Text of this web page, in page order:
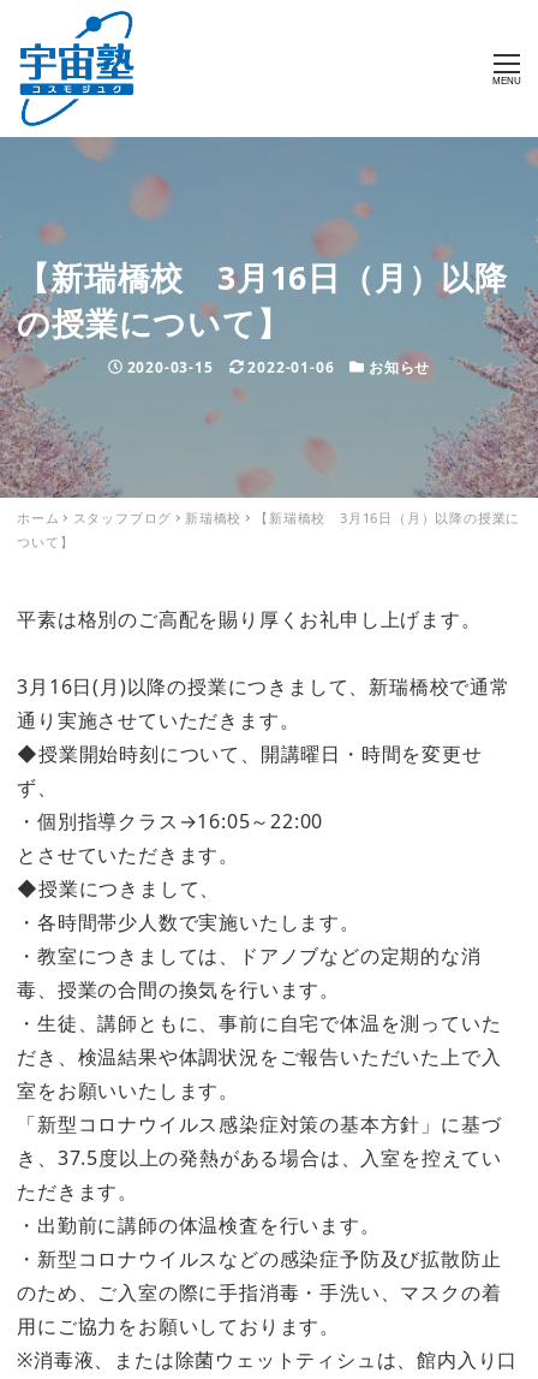
MENU
【新瑞橋校 3月16日（月）以降
の授業について】
投稿日
2020-03-15 更新日
2022-01-06 カテゴリー
お知らせ
ホーム スタッフブログ 新瑞橋校
【新瑞橋校 3月16日（月）以降の授業に
ついて】
平素は格別のご高配を賜り厚くお礼申し上げます。
3月16日(月)以降の授業につきまして、新瑞橋校で通常
通り実施させていただきます。
◆授業開始時刻について、開講曜日・時間を変更せ
ず、
・個別指導クラス→16:05～22:00
とさせていただきます。
◆授業につきまして、
・各時間帯少人数で実施いたします。
・教室につきましては、ドアノブなどの定期的な消
毒、授業の合間の換気を行います。
・生徒、講師ともに、事前に自宅で体温を測っていた
だき、検温結果や体調状況をご報告いただいた上で入
室をお願いいたします。
「新型コロナウイルス感染症対策の基本方針」に基づ
き、37.5度以上の発熱がある場合は、入室を控えてい
ただきます。
・出勤前に講師の体温検査を行います。
・新型コロナウイルスなどの感染症予防及び拡散防止
のため、ご入室の際に手指消毒・手洗い、マスクの着
用にご協力をお願いしております。
※消毒液、または除菌ウェットティシュは、館内入り口